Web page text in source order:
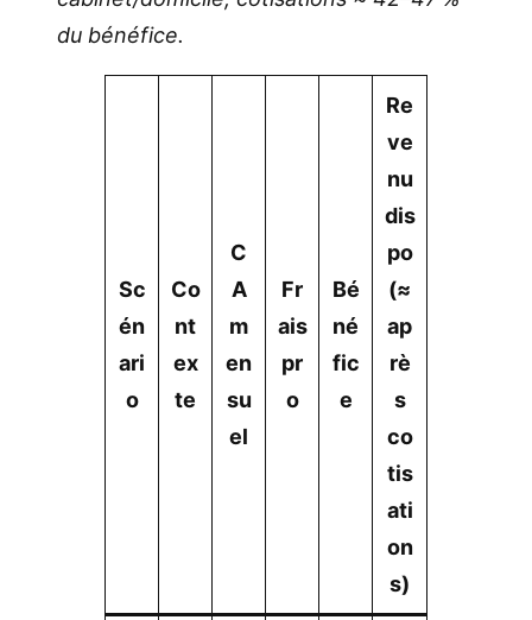
du bénéfice.
Sc
én
ari
o
Co
nt
ex
te
C
A
m
en
su
el
Fr
ais
pr
o
Bé
né
fic
e
Re
ve
nu
dis
po
(≈
ap
rè
s
co
tis
ati
on
s)